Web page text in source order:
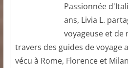
Passionnée
ans, Livia L.
voyageuse et de
travers des guides de voyage
vécu à Rome, Florence et